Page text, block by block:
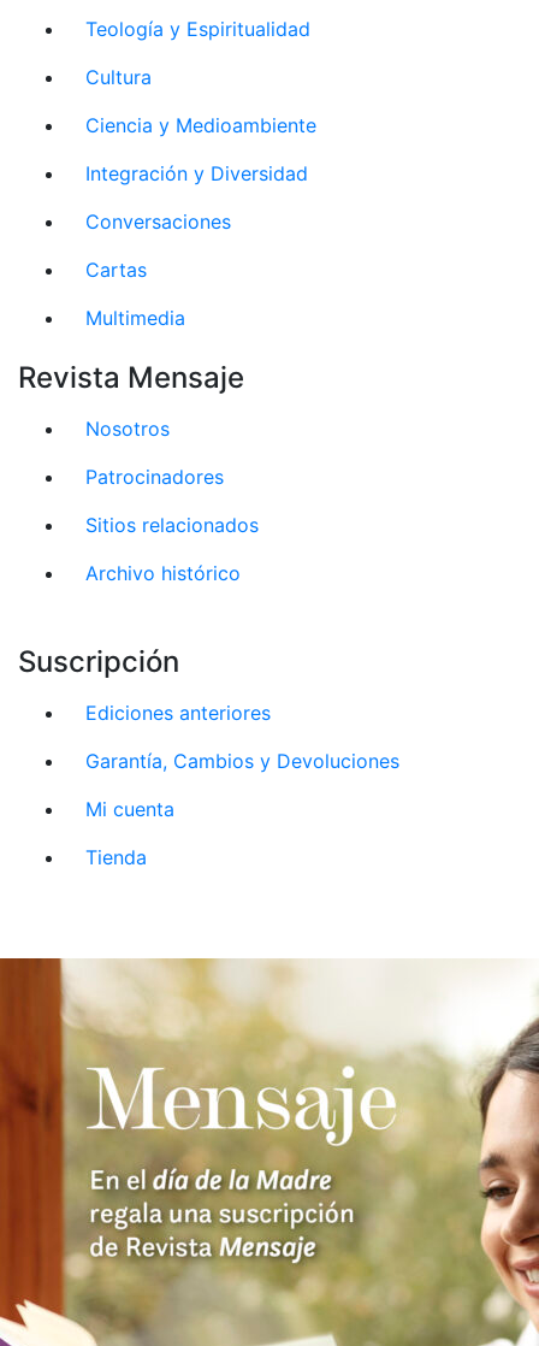
Teología y Espiritualidad
Cultura
Ciencia y Medioambiente
Integración y Diversidad
Conversaciones
Cartas
Multimedia
Revista Mensaje
Nosotros
Patrocinadores
Sitios relacionados
Archivo histórico
Suscripción
Ediciones anteriores
Garantía, Cambios y Devoluciones
Mi cuenta
Tienda